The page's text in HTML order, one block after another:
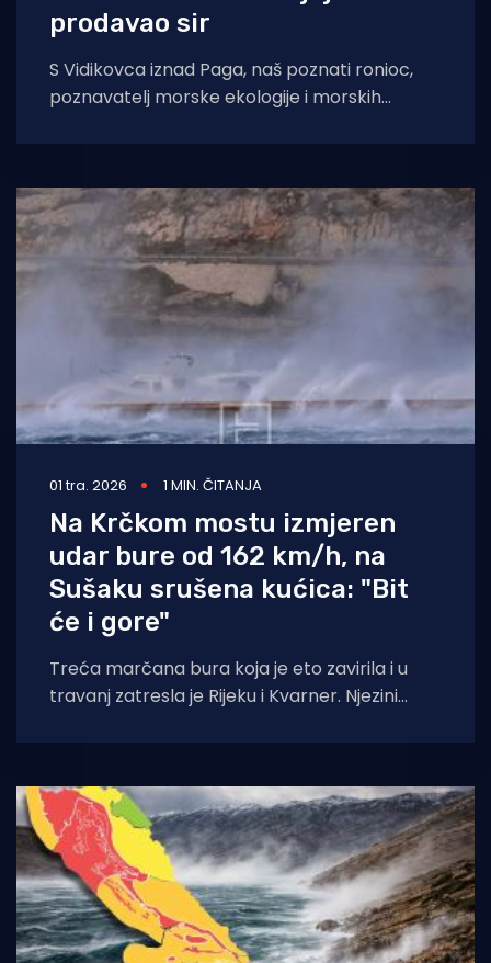
prodavao sir
S Vidikovca iznad Paga, naš poznati ronioc,
poznavatelj morske ekologije i morskih
01 tra. 2026 1 MIN. ČITANJA
Na Krčkom mostu izmjeren
udar bure od 162 km/h, na
Sušaku srušena kućica: "Bit
će i gore"
Treća marčana bura koja je eto zavirila i u
travanj zatresla je Rijeku i Kvarner. Njezini